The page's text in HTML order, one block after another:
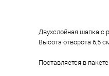
Двухслойная шапка с
Высота отворота 6,5
Поставляется в